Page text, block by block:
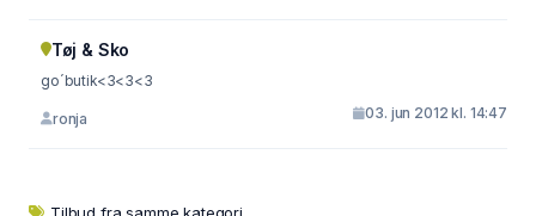
Tøj & Sko
go´butik<3<3<3
ronja 03. jun 2012 kl. 14:47